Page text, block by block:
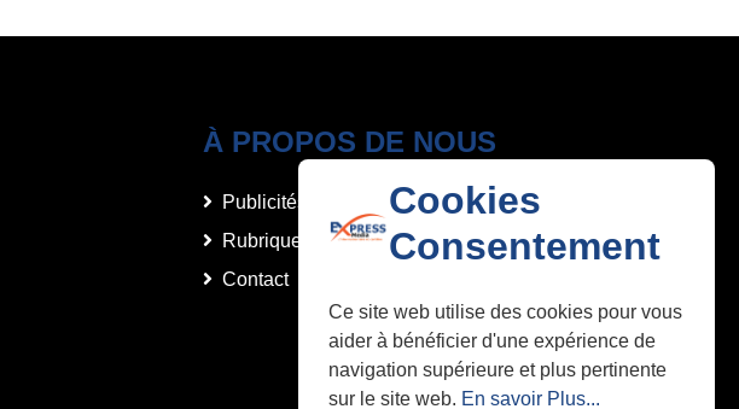
Cookies
Consentement
Ce site web utilise des cookies pour vous
aider à bénéficier d'une expérience de
navigation supérieure et plus pertinente
sur le site web. En savoir Plus...
À PROPOS DE NOUS
Publicités et Annonces
Rubriques
Contact